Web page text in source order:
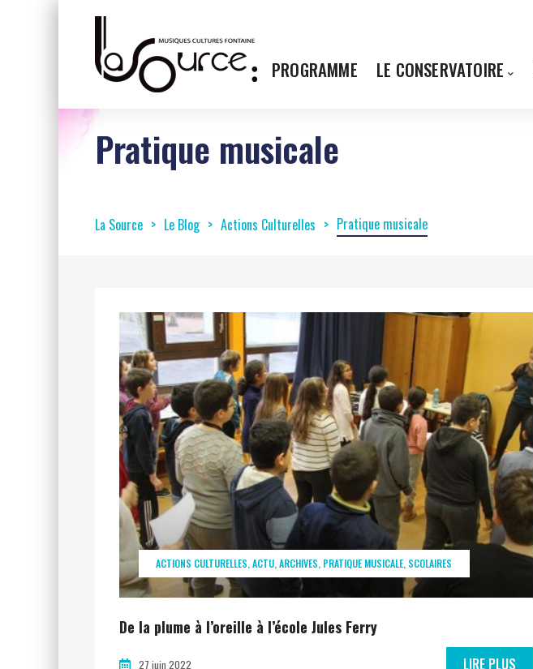
PROGRAMME LE CONSERVATOIRE
Pratique musicale
La Source
Le Blog Actions Culturelles Pratique musicale
ACTIONS CULTURELLES ACTU ARCHIVES PRATIQUE MUSICALE SCOLAIRES
De la plume à l’oreille à l’école Jules Ferry
27 juin 2022 LIRE PLUS